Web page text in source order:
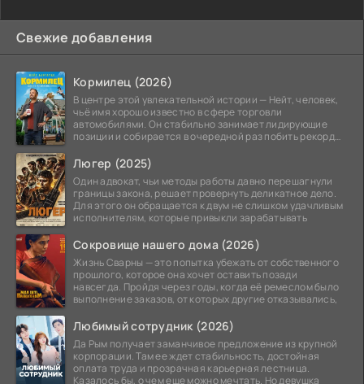
Свежие добавления
Кормилец (2026)
В центре этой увлекательной истории — Нейт, человек,
чьё имя хорошо известно в сфере торговли
автомобилями. Он стабильно занимает лидирующие
позиции и собирается в очередной раз побить рекорд
Люгер (2025)
Один адвокат, чьи методы работы давно перешагнули
границы закона, решает провернуть деликатное дело.
Для этого он обращается к двум не слишком удачливым
исполнителям, которые привыкли зарабатывать
Сокровище нашего дома (2026)
Жизнь Сварны — это попытка убежать от собственного
прошлого, которое она хочет оставить позади
навсегда. Пройдя через годы, когда её ремеслом было
выполнение заказов, от которых другие отказывались,
Любимый сотрудник (2026)
Да Рым получает заманчивое предложение из крупной
корпорации. Там ее ждет стабильность, достойная
оплата труда и прозрачная карьерная лестница.
Казалось бы, о чем еще можно мечтать. Но девушка